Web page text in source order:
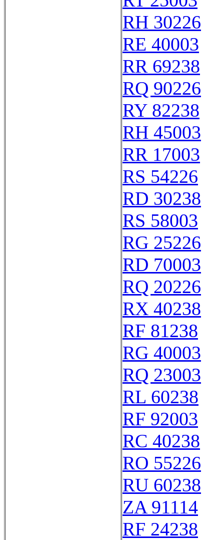
RH 30226
RE 40003
RR 69238
RQ 90226
RY 82238
RH 45003
RR 17003
RS 54226
RD 30238
RS 58003
RG 25226
RD 70003
RQ 20226
RX 40238
RF 81238
RG 40003
RQ 23003
RL 60238
RF 92003
RC 40238
RO 55226
RU 60238
ZA 91114
RF 24238